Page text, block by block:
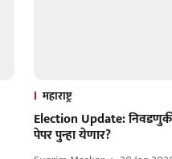
महाराष्ट्र
Election Update:
पेपर पुन्हा येणार?